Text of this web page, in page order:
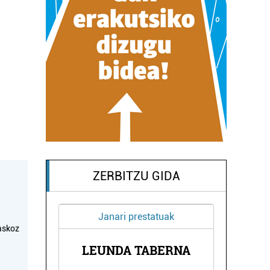
ZERBITZU GIDA
Janari prestatuak
LEUNDA TABERNA